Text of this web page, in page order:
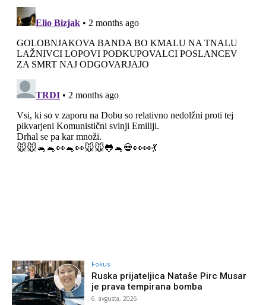
Fokus
Ruska prijateljica Nataše Pirc Musar
je prava tempirana bomba
6. avgusta, 2026